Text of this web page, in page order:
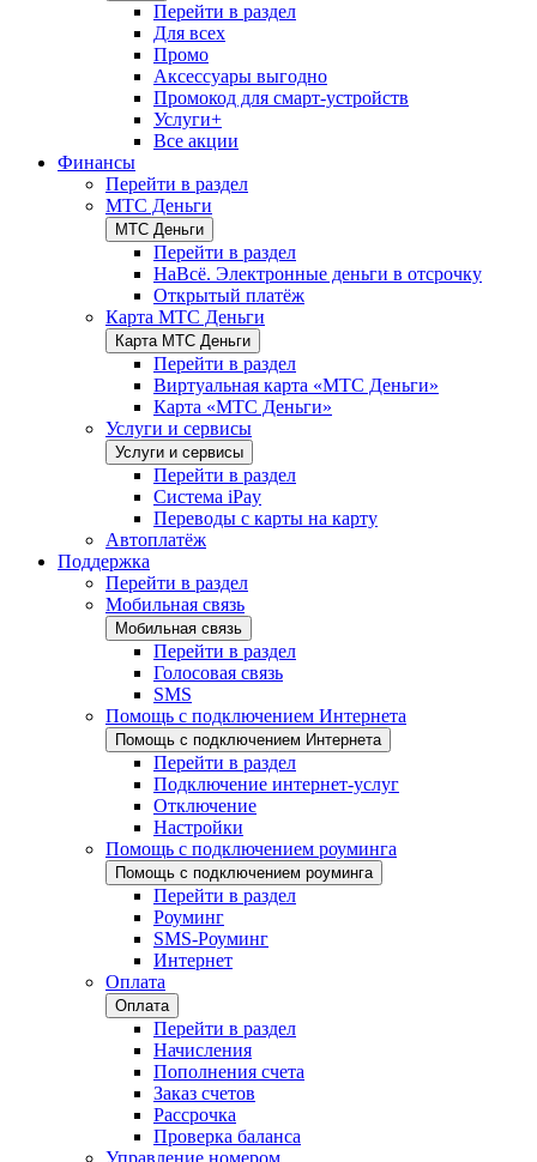
Перейти в раздел
Для всех
Промо
Аксессуары выгодно
Промокод для смарт-устройств
Услуги+
Все акции
Финансы
Перейти в раздел
МТС Деньги
МТС Деньги
Перейти в раздел
НаВсё. Электронные деньги в отсрочку
Открытый платёж
Карта МТС Деньги
Карта МТС Деньги
Перейти в раздел
Виртуальная карта «МТС Деньги»
Карта «МТС Деньги»
Услуги и сервисы
Услуги и сервисы
Перейти в раздел
Система iPay
Переводы с карты на карту
Автоплатёж
Поддержка
Перейти в раздел
Мобильная связь
Мобильная связь
Перейти в раздел
Голосовая связь
SMS
Помощь с подключением Интернета
Помощь с подключением Интернета
Перейти в раздел
Подключение интернет-услуг
Отключение
Настройки
Помощь с подключением роуминга
Помощь с подключением роуминга
Перейти в раздел
Роуминг
SMS-Роуминг
Интернет
Оплата
Оплата
Перейти в раздел
Начисления
Пополнения счета
Заказ счетов
Рассрочка
Проверка баланса
Управление номером